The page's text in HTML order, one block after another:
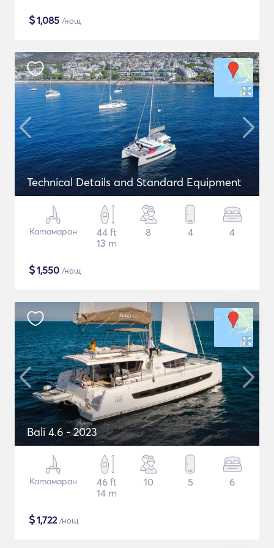
$1,085 /нощ
Technical Details and Standard Equipment
Катамаран
44 ft
13 m
8 4 4
$1,550 /нощ
Bali 4.6 - 2023
Катамаран
46 ft
14 m
10 5 6
$1,722/нощ